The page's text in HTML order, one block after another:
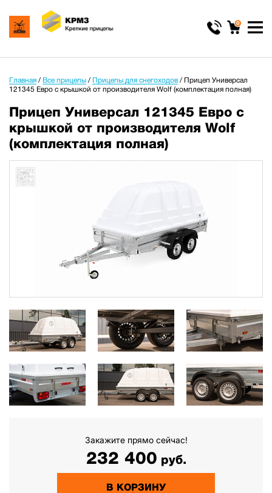
0
Главная / Все прицепы / Прицепы для снегоходов / Прицеп Универсал
121345 Евро с крышкой от производителя Wolf (комплектация полная)
Прицеп Универсал 121345 Евро с
крышкой от производителя Wolf
(комплектация полная)
Закажите прямо сейчас!
232 400 руб.
В КОРЗИНУ